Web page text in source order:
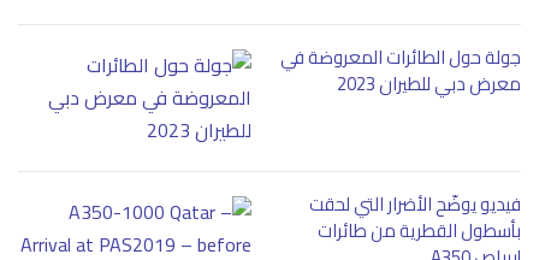
جولة حول الطائرات المعروضة في
معرض دبي للطيران 2023
فيديو يوضّح الأضرار التي لحقت
بأسطول القطرية من طائرات